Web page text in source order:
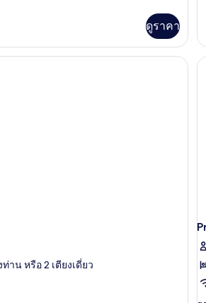
ดูราคา
เกี่
น
าน หรือ 2 เตียงเดี่ยว